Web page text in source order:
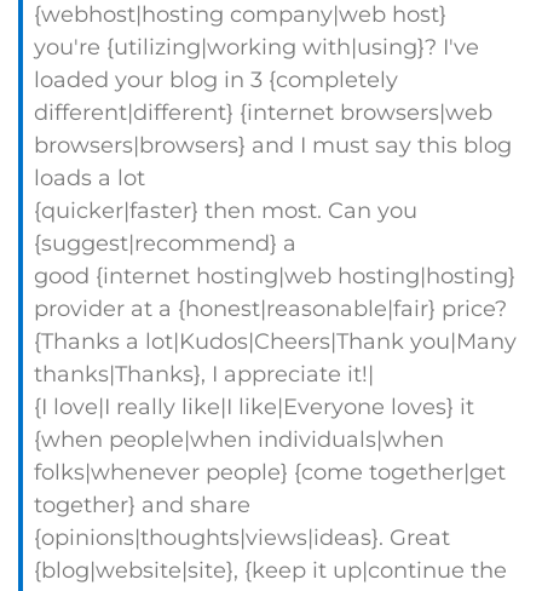
{webhost|hosting company|web host}
you're {utilizing|working with|using}? I've
loaded your blog in 3 {completely
different|different} {internet browsers|web
browsers|browsers} and I must say this blog
loads a lot
{quicker|faster} then most. Can you
{suggest|recommend} a
good {internet hosting|web hosting|hosting}
provider at a {honest|reasonable|fair} price?
{Thanks a lot|Kudos|Cheers|Thank you|Many
thanks|Thanks}, I appreciate it!|
{I love|I really like|I like|Everyone loves} it
{when people|when individuals|when
folks|whenever people} {come together|get
together} and share
{opinions|thoughts|views|ideas}. Great
{blog|website|site}, {keep it up|continue the